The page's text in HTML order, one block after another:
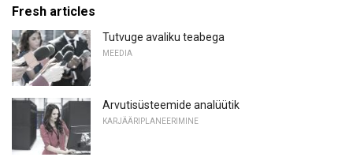
Fresh articles
Tutvuge avaliku teabega
MEEDIA
Arvutisüsteemide analüütik
KARJÄÄRIPLANEERIMINE